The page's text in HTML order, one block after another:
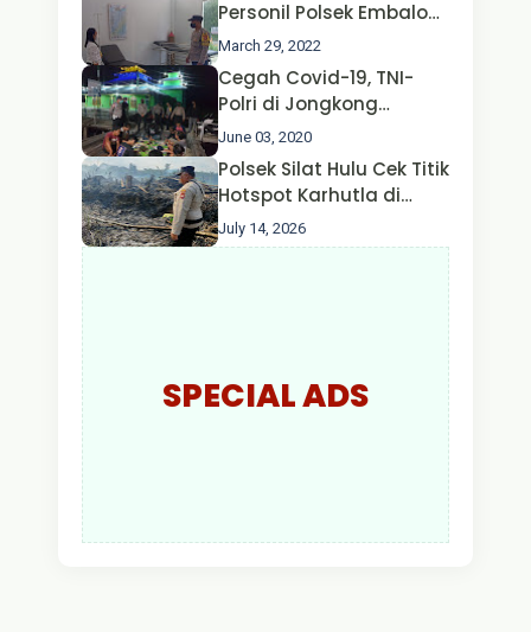
Personil Polsek Embaloh
Hulu Gencar Lakukan
Pengecekan Oksigen
March 29, 2022
Cegah Covid-19, TNI-
Polri di Jongkong
Himbau Masyarakat
Jangan Kumpul Hinga
Larut Malam.
June 03, 2020
Polsek Silat Hulu Cek Titik
Hotspot Karhutla di
Desa Nanga Dangkan,
Api Ditemukan Sudah
July 14, 2026
SPECIAL ADS